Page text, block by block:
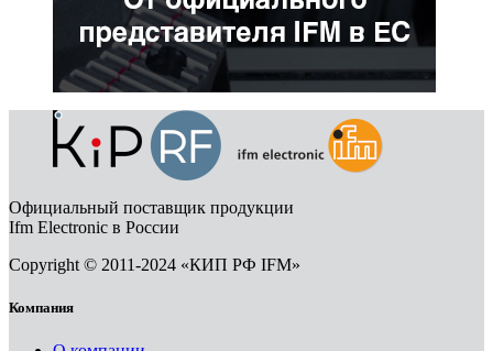
Официальный поставщик продукции
Ifm Electronic в России
Copyright © 2011-2024 «КИП РФ IFM»
Компания